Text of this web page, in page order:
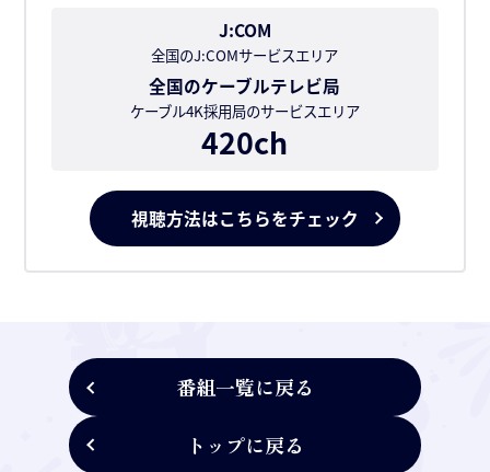
J:COM
全国のJ:COMサービスエリア
全国のケーブルテレビ局
ケーブル4K採用局のサービスエリア
420ch
視聴方法はこちらをチェック
番組一覧に戻る
トップに戻る